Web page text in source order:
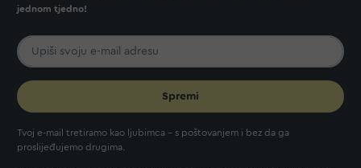
jednom tjedno!
Spremi
Tvoj e-mail tretiramo kao ljubimca - s poštovanjem i bez da ga
proslijeđujemo drugima.